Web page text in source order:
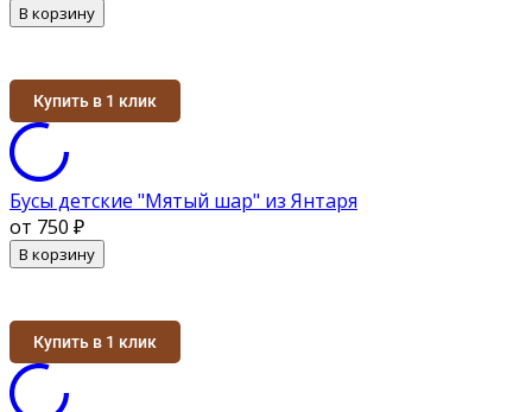
В корзину
Купить в 1 клик
Бусы детские "Мятый шар" из Янтаря
от 750 ₽
В корзину
Купить в 1 клик